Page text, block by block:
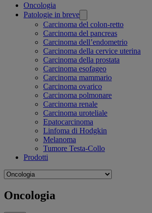
Related
pages
Oncologia
Patologie in breve
Carcinoma del colon-retto
Carcinoma del pancreas
Carcinoma dell’endometrio
Carcinoma della cervice uterina
Carcinoma della prostata
Carcinoma esofageo
Carcinoma mammario
Carcinoma ovarico
Carcinoma polmonare
Carcinoma renale
Carcinoma uroteliale
Epatocarcinoma
Linfoma di Hodgkin
Melanoma
Tumore Testa-Collo
Prodotti
Navigate
Related
pages
Oncologia